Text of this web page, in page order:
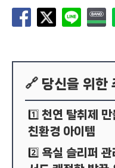
🔗 당신을 위한
1️⃣ 천연 탈취제
친환경 아이템
2️⃣ 욕실 슬리퍼 관